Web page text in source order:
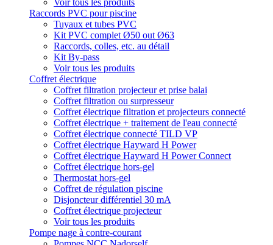
Voir tous les produits
Raccords PVC pour piscine
Tuyaux et tubes PVC
Kit PVC complet Ø50 out Ø63
Raccords, colles, etc. au détail
Kit By-pass
Voir tous les produits
Coffret électrique
Coffret filtration projecteur et prise balai
Coffret filtration ou surpresseur
Coffret électrique filtration et projecteurs connecté
Coffret électrique + traitement de l'eau connecté
Coffret électrique connecté TILD VP
Coffret électrique Hayward H Power
Coffret électrique Hayward H Power Connect
Coffret électrique hors-gel
Thermostat hors-gel
Coffret de régulation piscine
Disjoncteur différentiel 30 mA
Coffret électrique projecteur
Voir tous les produits
Pompe nage à contre-courant